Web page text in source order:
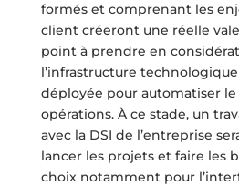
formés et comprenant les
client créeront une réelle
point à prendre en
l’infrastructure
déployée pour automatiser
opérations. À ce stade, un
avec la DSI de l’entreprise
lancer les projets et faire les
choix notamment pour